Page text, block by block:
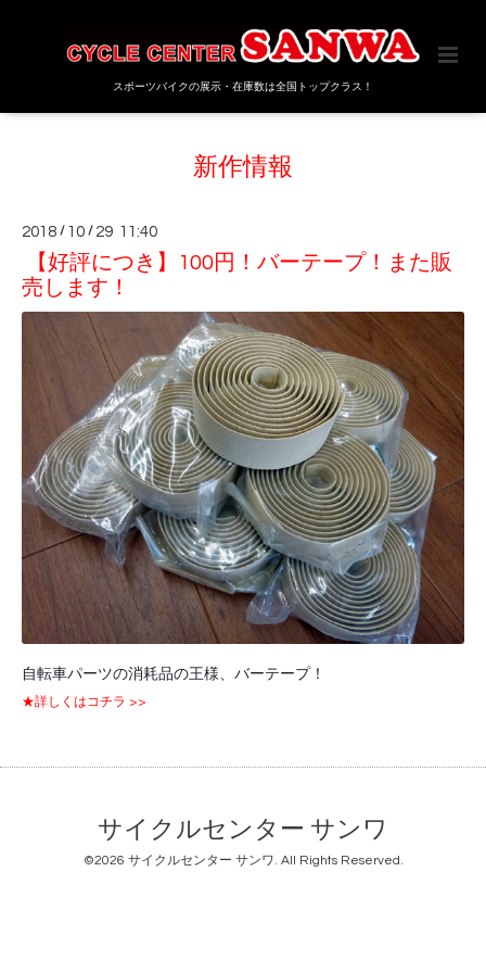
スポーツバイクの展示・在庫数は全国トップクラス！
新作情報
2018 / 10 / 29 11:40
【好評につき】100円！バーテープ！また販
売します！
自転車パーツの消耗品の王様、バーテープ！
★詳しくはコチラ >>
サイクルセンター サンワ
©2026 サイクルセンター サンワ. All Rights Reserved.